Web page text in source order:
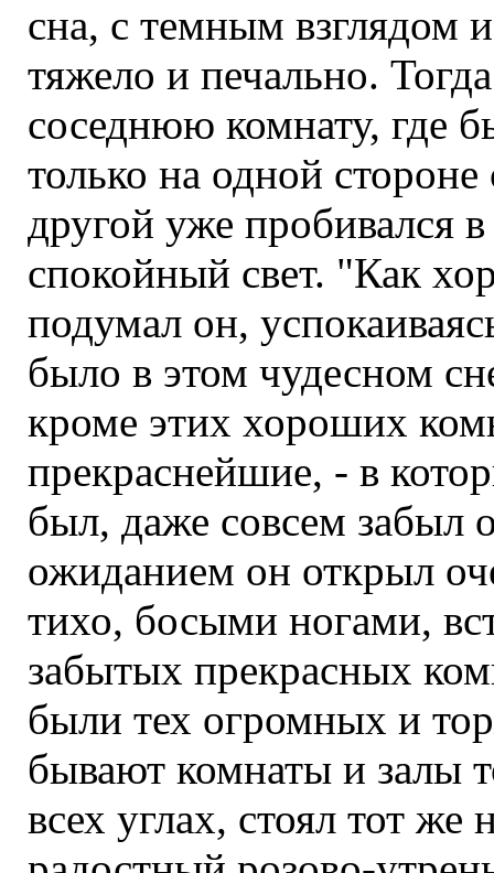
сна, с темным взглядом
тяжело и печально.
соседнюю комнату, где
только на одной
другой уже пробивался
спокойный свет. "Как
подумал он,
было в этом чудесном
кроме этих хороших
прекраснейшие, - в
был, даже совсем забыл
ожиданием он открыл
тихо, босыми ногами,
забытых прекрасных
были тех огромных и
бывают комнаты и залы
всех углах, стоял тот